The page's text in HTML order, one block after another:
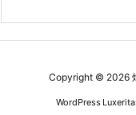
Copyright © 2026
WordPress